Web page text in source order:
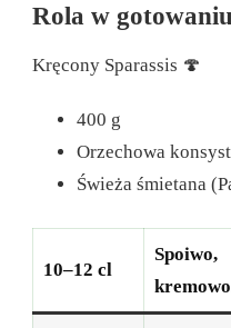
Rola w
Kręcony Sparassis 🍄
400 g
Orzechowa
Świeża śmietana
10–12 cl
Spoiwo,